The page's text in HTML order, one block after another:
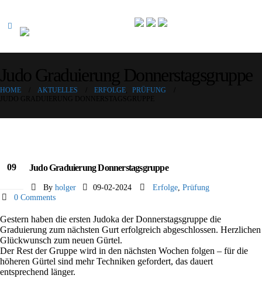
HOME AKTUELLES ERFOLGE
PRÜFUNG
09 Judo Graduierung Donnerstagsgruppe
Byholger 09-02-2024 Erfolge ,Prüfung
0 Comments
Gestern haben die ersten Judoka der Donnerstagsgruppe die
Graduierung zum nächsten Gurt erfolgreich abgeschlossen. Herzlichen
Glückwunsch zum neuen Gürtel.
Der Rest der Gruppe wird in den nächsten Wochen folgen – für die
höheren Gürtel sind mehr Techniken gefordert, das dauert
entsprechend länger.